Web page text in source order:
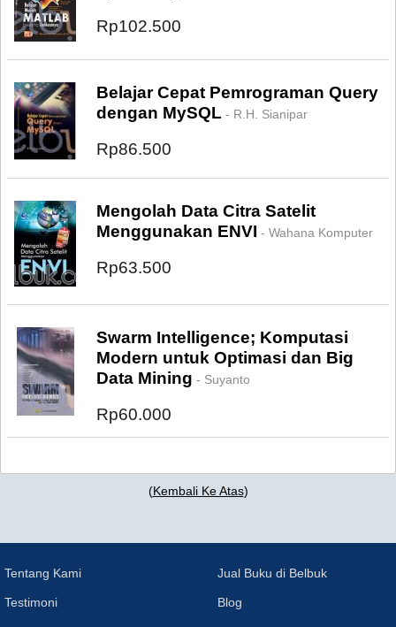
Rp102.500
Belajar Cepat Pemrograman Query
dengan MySQL - R.H. Sianipar
Rp86.500
Mengolah Data Citra Satelit
Menggunakan ENVI - Wahana Komputer
Rp63.500
Swarm Intelligence; Komputasi
Modern untuk Optimasi dan Big
Data Mining - Suyanto
Rp60.000
(Kembali Ke Atas)
Tentang Kami
Testimoni
Jual Buku di Belbuk
Blog